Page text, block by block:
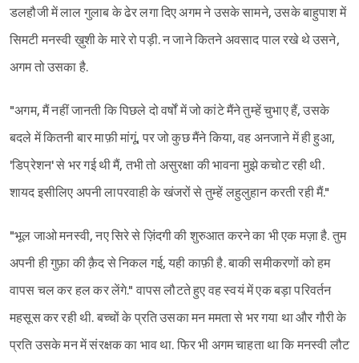
डलहौजी में लाल गुलाब के ढेर लगा दिए अगम ने उसके सामने, उसके बाहुपाश में
सिमटी मनस्वी ख़ुशी के मारे रो पड़ी. न जाने कितने अवसाद पाल रखे थे उसने,
अगम तो उसका है.
"अगम, मैं नहीं जानती कि पिछले दो वर्षों में जो कांटे मैंने तुम्हें चुभाए हैं, उसके
बदले में कितनी बार माफ़ी मांगूं, पर जो कुछ मैंने किया, वह अनजाने में ही हुआ,
'डिप्रेशन' से भर गई थी मैं, तभी तो असुरक्षा की भावना मुझे कचोट रही थी.
शायद इसीलिए अपनी लापरवाही के खंजरों से तुम्हें लहुलुहान करती रही मैं."
"भूल जाओ मनस्वी, नए सिरे से ज़िंदगी की शुरुआत करने का भी एक मज़ा है. तुम
अपनी ही गुफ़ा की क़ैद से निकल गई, यही काफ़ी है. बाकी समीकरणों को हम
वापस चल कर हल कर लेंगे." वापस लौटते हुए वह स्वयं में एक बड़ा परिवर्तन
महसूस कर रही थी. बच्चों के प्रति उसका मन ममता से भर गया था और गौरी के
प्रति उसके मन में संरक्षक का भाव था. फिर भी अगम चाहता था कि मनस्वी लौट